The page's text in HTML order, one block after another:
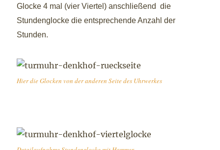
Glocke 4 mal (vier Viertel) anschließend die
Stundenglocke die entsprechende Anzahl der
Stunden.
Hier die Glocken von der anderen Seite des Uhrwerkes